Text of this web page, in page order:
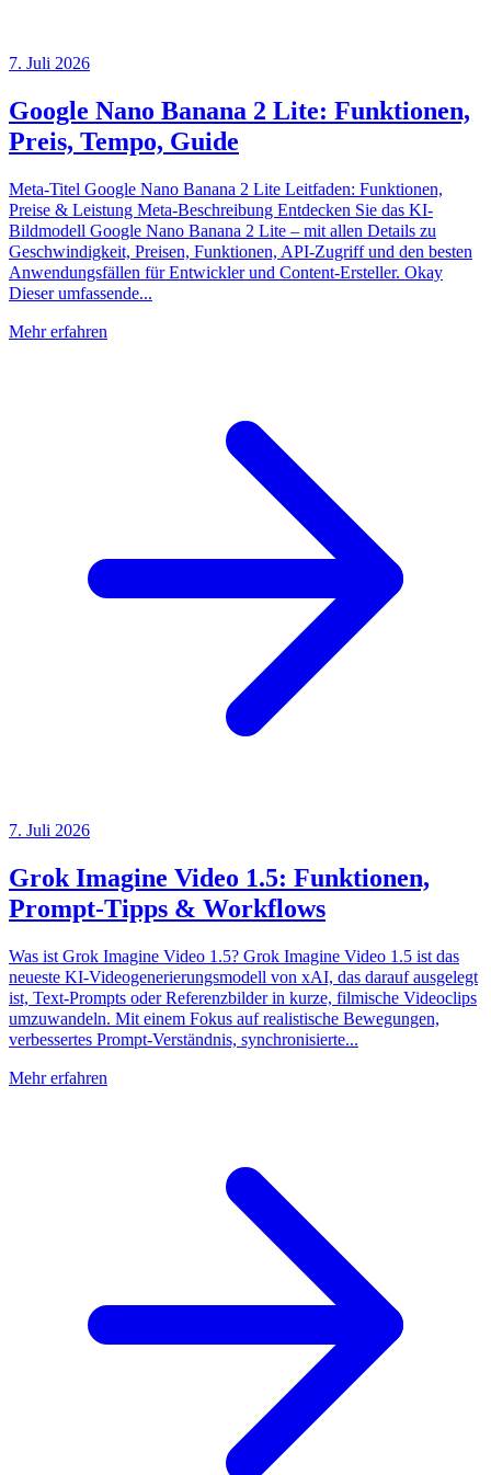
7. Juli 2026
Google Nano Banana 2 Lite: Funktionen,
Preis, Tempo, Guide
Meta-Titel Google Nano Banana 2 Lite Leitfaden: Funktionen,
Preise & Leistung Meta-Beschreibung Entdecken Sie das KI-
Bildmodell Google Nano Banana 2 Lite – mit allen Details zu
Geschwindigkeit, Preisen, Funktionen, API-Zugriff und den besten
Anwendungsfällen für Entwickler und Content-Ersteller. Okay
Dieser umfassende...
Mehr erfahren
7. Juli 2026
Grok Imagine Video 1.5: Funktionen,
Prompt-Tipps & Workflows
Was ist Grok Imagine Video 1.5? Grok Imagine Video 1.5 ist das
neueste KI-Videogenerierungsmodell von xAI, das darauf ausgelegt
ist, Text-Prompts oder Referenzbilder in kurze, filmische Videoclips
umzuwandeln. Mit einem Fokus auf realistische Bewegungen,
verbessertes Prompt-Verständnis, synchronisierte...
Mehr erfahren